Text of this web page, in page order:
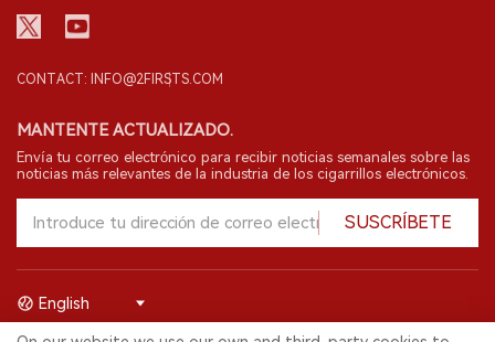
CONTACT: INFO@2FIRSTS.COM
MANTENTE ACTUALIZADO.
Envía tu correo electrónico para recibir noticias semanales sobre las
noticias más relevantes de la industria de los cigarrillos electrónicos.
SUSCRÍBETE
English